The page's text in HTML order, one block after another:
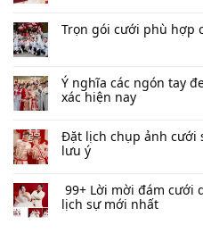
Trọn gói cưới phù hợp
Ý nghĩa các ngón tay
xác hiện nay
Đặt lịch chụp ảnh cưới
lưu ý
99+ Lời mời đám cưới
lịch sự mới nhất